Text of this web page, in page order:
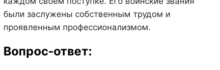
были заслужены собственным трудом и
проявленным профессионализмом.
Вопрос-ответ: